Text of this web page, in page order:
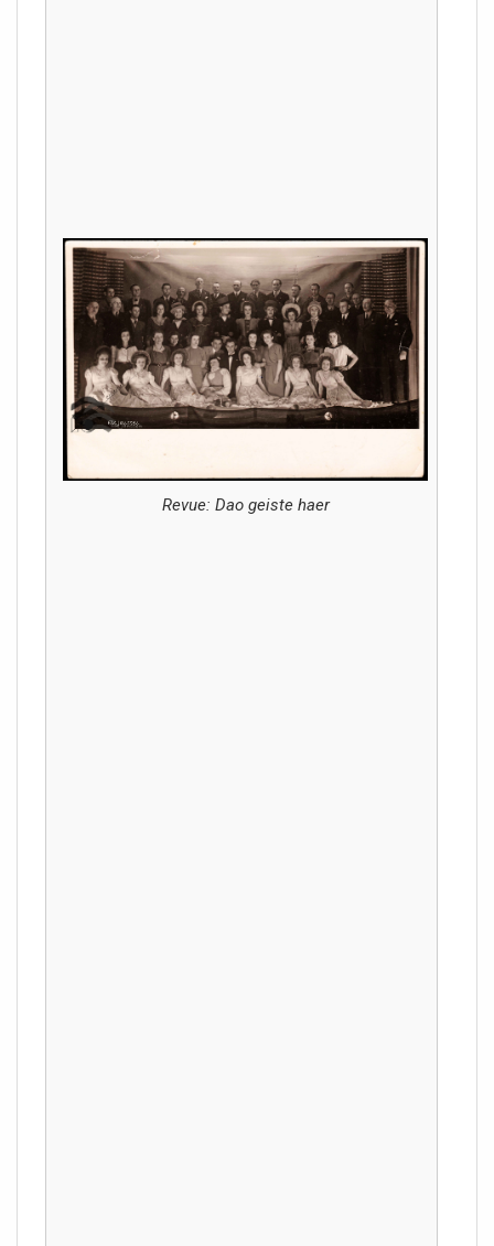
Revue: Dao geiste haer